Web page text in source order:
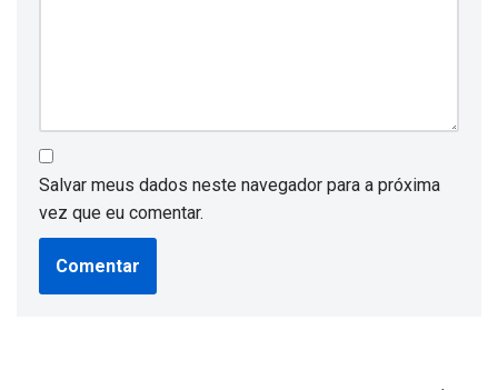
Salvar meus dados neste navegador para a próxima
vez que eu comentar.